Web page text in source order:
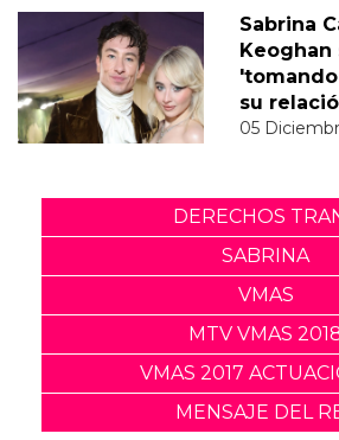
Sabrina
su
05
DERECHOS
SABRINA
VMAS
MTV VMAS
VMAS 2017
MENSAJE DEL